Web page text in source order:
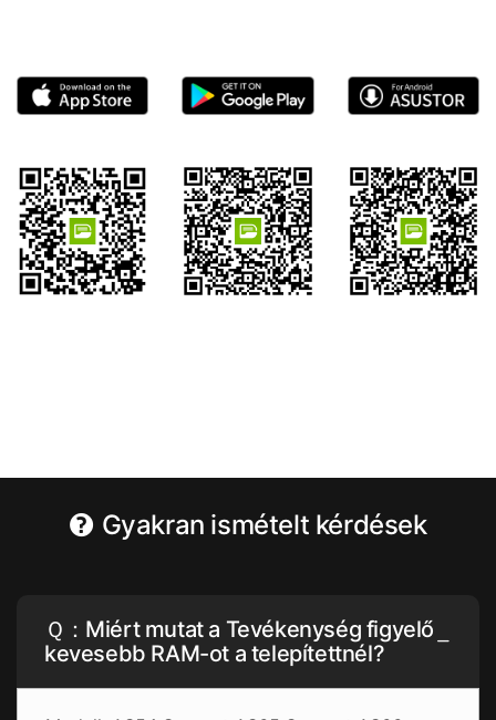
Gyakran ismételt kérdések
Ｑ：Miért mutat a Tevékenység figyelő
kevesebb RAM-ot a telepítettnél?